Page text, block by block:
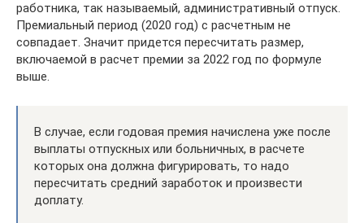
работника, так называемый, административный отпуск.
Премиальный период (2020 год) с расчетным не
совпадает. Значит придется пересчитать размер,
включаемой в расчет премии за 2022 год по формуле
выше.
В случае, если годовая премия начислена уже после
выплаты отпускных или больничных, в расчете
которых она должна фигурировать, то надо
пересчитать средний заработок и произвести
доплату.